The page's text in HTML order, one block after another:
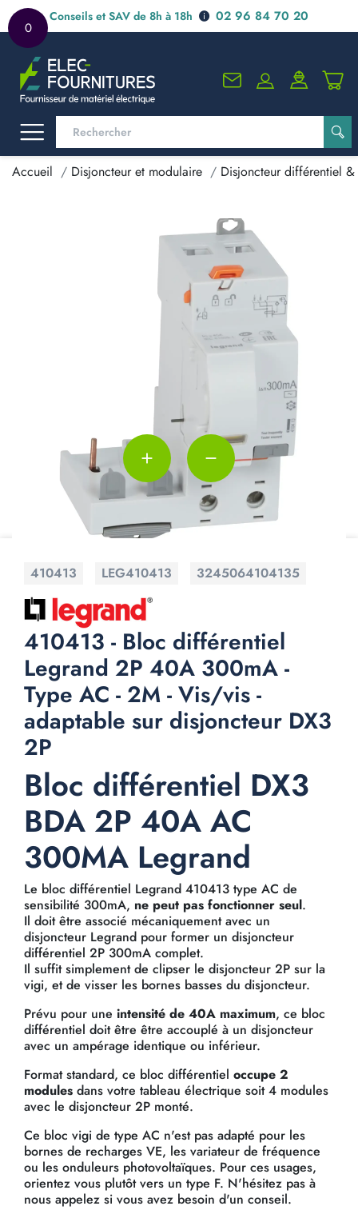
0
Conseils et SAV de 8h à 18h 02 96 84 70 20
Accueil Disjoncteur et modulaire Disjoncteur différentiel
410413 LEG410413 3245064104135
410413 - Bloc différentiel
Legrand 2P 40A 300mA -
Type AC - 2M - Vis/vis -
adaptable sur disjoncteur DX3
2P
Bloc différentiel DX3
BDA 2P 40A AC
300MA Legrand
Le bloc différentiel Legrand 410413 type AC de
sensibilité 300mA, ne peut pas fonctionner seul.
Il doit être associé mécaniquement avec un
disjoncteur Legrand pour former un disjoncteur
différentiel 2P 300mA complet.
Il suffit simplement de clipser le disjoncteur 2P sur la
vigi, et de visser les bornes basses du disjoncteur.
Prévu pour une intensité de 40A maximum, ce bloc
différentiel doit être être accouplé à un disjoncteur
avec un ampérage identique ou inférieur.
Format standard, ce bloc différentiel occupe 2
modules dans votre tableau électrique soit 4 modules
avec le disjoncteur 2P monté.
Ce bloc vigi de type AC n'est pas adapté pour les
bornes de recharges VE, les variateur de fréquence
ou les onduleurs photovoltaïques. Pour ces usages,
orientez vous plutôt vers un type F. N'hésitez pas à
nous appelez si vous avez besoin d'un conseil.
add remove